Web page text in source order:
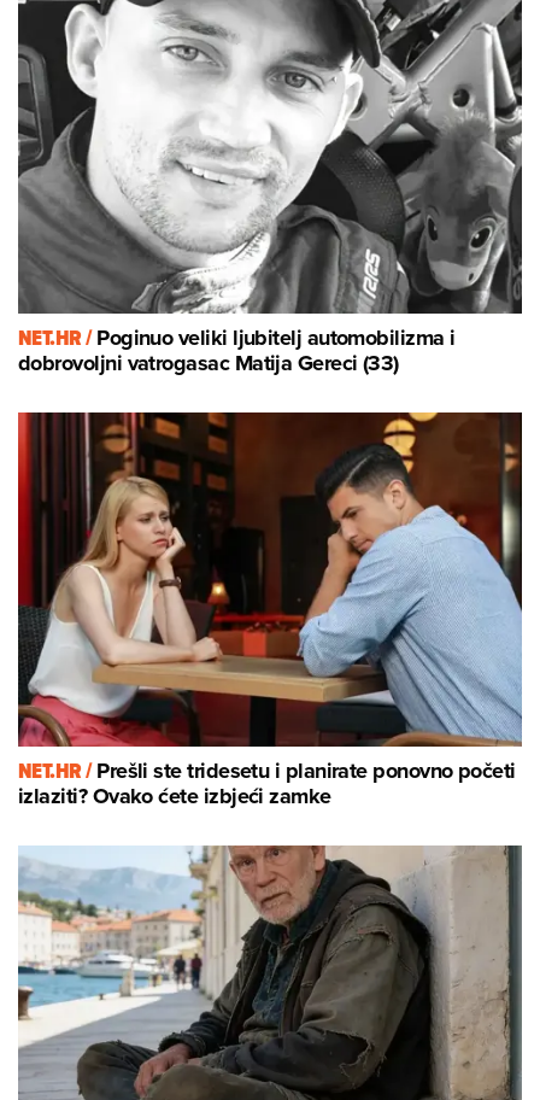
NET.HR /Poginuo veliki ljubitelj automobilizma i
dobrovoljni vatrogasac Matija Gereci (33)
NET.HR /Prešli ste tridesetu i planirate ponovno početi
izlaziti? Ovako ćete izbjeći zamke